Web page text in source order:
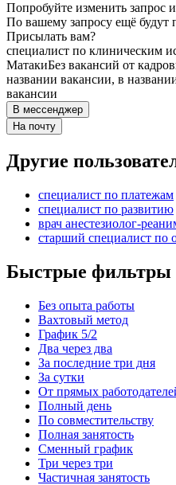
Попробуйте изменить запрос
По вашему запросу ещё будут
Присылать вам?
специалист по клиническим
МатакиБез вакансий от
названии вакансии, в
вакансии
В мессенджер
На почту
Другие
специалист по платежам
специалист по развитию
врач анестезиолог-
старший специалист по
Быстрые фильтры
Без опыта работы
Вахтовый метод
График 5/2
Два через два
За последние три дня
За сутки
От прямых
Полный день
По совместительству
Полная занятость
Сменный график
Три через три
Частичная занятость